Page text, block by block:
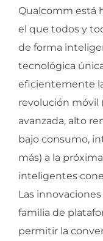
Qualcomm está
el que todos y
de forma
tecnológica
eficientemente
revolución móvil
avanzada, alto
bajo consumo,
más) a la
inteligentes
Las
familia de
permitir la